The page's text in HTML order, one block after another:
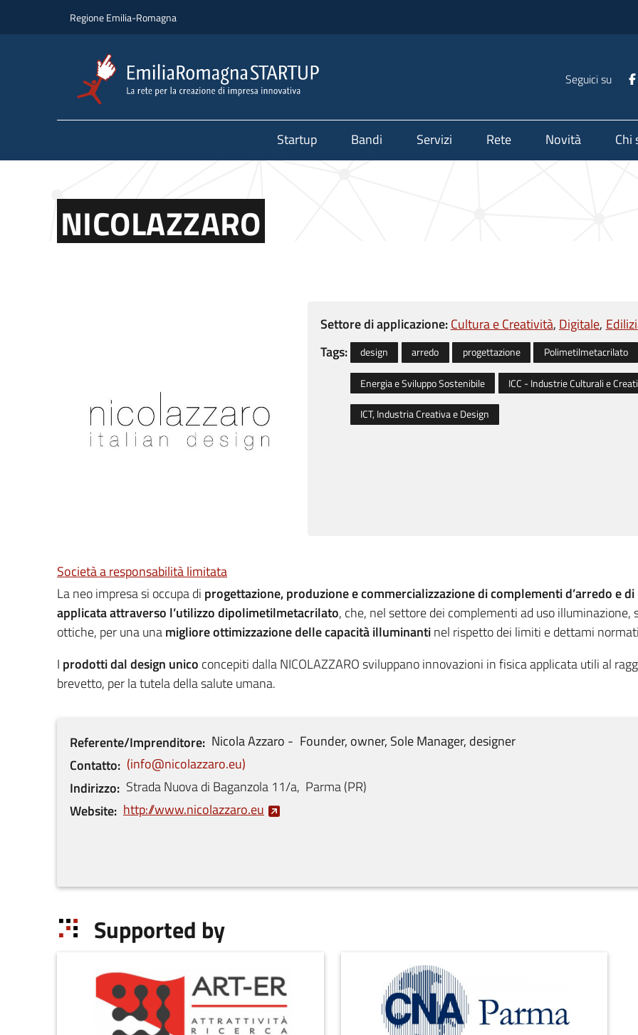
Regione Emilia-Romagna
Seguici su
Startup Bandi Servizi Rete Novità Chi
NICOLAZZARO
Settore di applicazione:Cultura e Creatività Digitale
Tags:
design arredo progettazione Polimetilmetacrilato
Energia e Sviluppo Sostenibile
ICC - Industrie Culturali e
ICT, Industria Creativa e Design
Società a responsabilità limitata
La neo impresa si occupa di progettazione, produzione e commercializzazione di complementi d’arredo e
applicata attraverso l’utilizzo dipolimetilmetacrilato, che, nel settore dei complementi ad uso
ottiche, per una unamigliore ottimizzazione delle capacità illuminantinel rispetto dei limiti e dettami
I prodotti dal design unico concepiti dalla NICOLAZZARO sviluppano innovazioni in fisica applicata utili al
brevetto, per la tutela della salute umana.
Referente/Imprenditore NicolaAzzaro
Founder, owner, Sole Manager, designer
Contatto
info@nicolazzaro.eu
Indirizzo Strada Nuova di Baganzola 11/a, Parma(PR)
Website http://www.nicolazzaro.eu
Supported by